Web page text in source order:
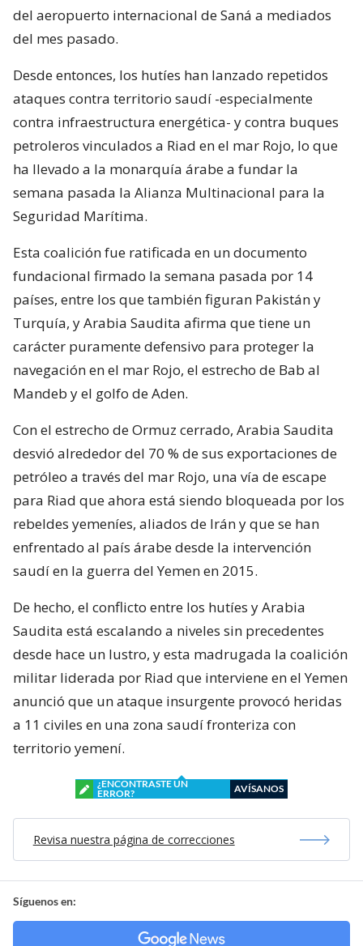
del aeropuerto internacional de Saná a mediados
del mes pasado.
Desde entonces, los hutíes han lanzado repetidos
ataques contra territorio saudí -especialmente
contra infraestructura energética- y contra buques
petroleros vinculados a Riad en el mar Rojo, lo que
ha llevado a la monarquía árabe a fundar la
semana pasada la Alianza Multinacional para la
Seguridad Marítima.
Esta coalición fue ratificada en un documento
fundacional firmado la semana pasada por 14
países, entre los que también figuran Pakistán y
Turquía, y Arabia Saudita afirma que tiene un
carácter puramente defensivo para proteger la
navegación en el mar Rojo, el estrecho de Bab al
Mandeb y el golfo de Aden.
Con el estrecho de Ormuz cerrado, Arabia Saudita
desvió alrededor del 70 % de sus exportaciones de
petróleo a través del mar Rojo, una vía de escape
para Riad que ahora está siendo bloqueada por los
rebeldes yemeníes, aliados de Irán y que se han
enfrentado al país árabe desde la intervención
saudí en la guerra del Yemen en 2015.
De hecho, el conflicto entre los hutíes y Arabia
Saudita está escalando a niveles sin precedentes
desde hace un lustro, y esta madrugada la coalición
militar liderada por Riad que interviene en el Yemen
anunció que un ataque insurgente provocó heridas
a 11 civiles en una zona saudí fronteriza con
territorio yemení.
¿ENCONTRASTE UN
ERROR?
AVÍSANOS
Revisa nuestra página de correcciones
Síguenos en: